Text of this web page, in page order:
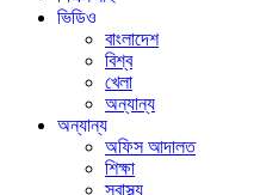
ভিডিও
বাংলাদেশ
বিশ্ব
খেলা
অন্যান্য
অন্যান্য
অফিস আদালত
শিক্ষা
স্বাস্থ্য